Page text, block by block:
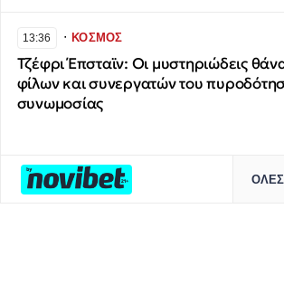
13:36 ∙ΚΟΣΜΟΣ
Τζέφρι Έπσταϊν: Οι μυστηριώδεις
φίλων και συνεργατών του
συνωμοσίας
ΟΛΕΣ